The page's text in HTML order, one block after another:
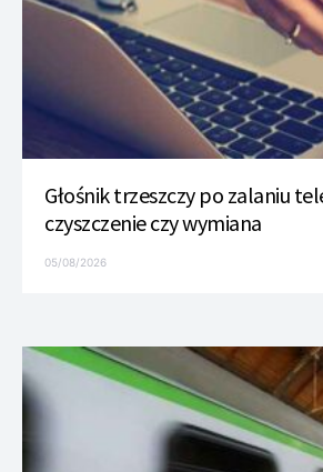
Głośnik trzeszczy po zalaniu
czyszczenie czy wymiana
05/08/2026